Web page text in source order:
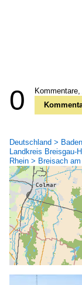
0 Kommentare,
Deutschland >
Landkreis Breisgau-
Rhein > Breisach